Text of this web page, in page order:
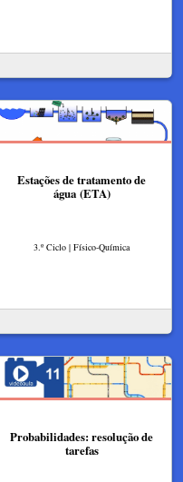
Estações de tratamento de
água (ETA)
3.º Ciclo | Físico-Química
Probabilidades: resolução de
tarefas